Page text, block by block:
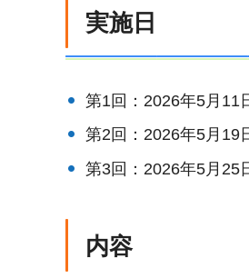
実施日
第1回：2026年5月11
第2回：2026年5月19
第3回：2026年5月25
内容